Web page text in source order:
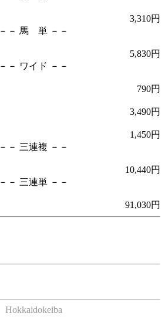
3,310円
－－ 馬 単 －－
5,830円
－－ ワイド －－
790円
3,490円
1,450円
－－ 三連複 －－
10,440円
－－ 三連単 －－
91,030円
Hokkaidokeiba